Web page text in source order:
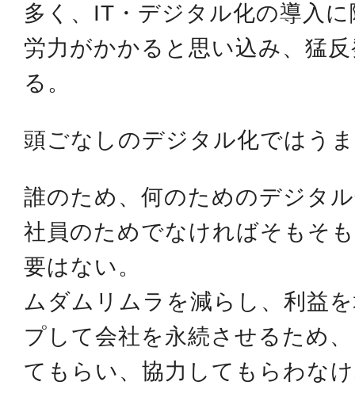
多く、IT・デジタル化の導入
労力がかかると思い込み、猛
る。
頭ごなしのデジタル化ではう
誰のため、何のためのデジタ
社員のためでなければそもそ
要はない。
ムダムリムラを減らし、利益
プして会社を永続させるため
てもらい、協力してもらわな